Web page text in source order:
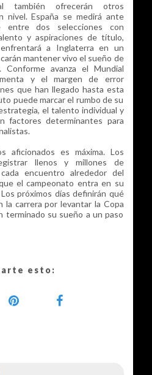
también ofrecerán otros
nivel. España se medirá ante
entre dos selecciones con
y aspiraciones de título,
a Inglaterra en un
mantener vivo el sueño de
Conforme avanza el Mundial
y el margen de error
que han llegado hasta esta
puede marcar el rumbo de su
el talento individual y
factores determinantes para
aficionados es máxima. Los
llenos y millones de
encuentro alrededor del
el campeonato entra en su
próximos días definirán qué
la carrera por levantar la Copa
terminado su sueño a un paso
esto: